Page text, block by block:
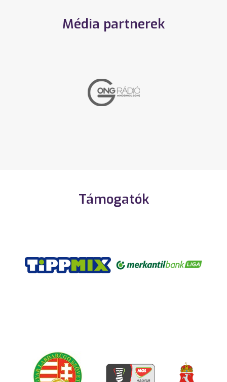
Média partnerek
Támogatók